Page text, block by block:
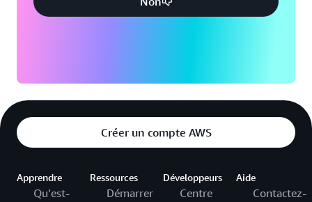
Créer un compte AWS
Apprendre
Qu’est-
Ressources
Démarrer
Développeurs
Centre
Aide
Contactez-